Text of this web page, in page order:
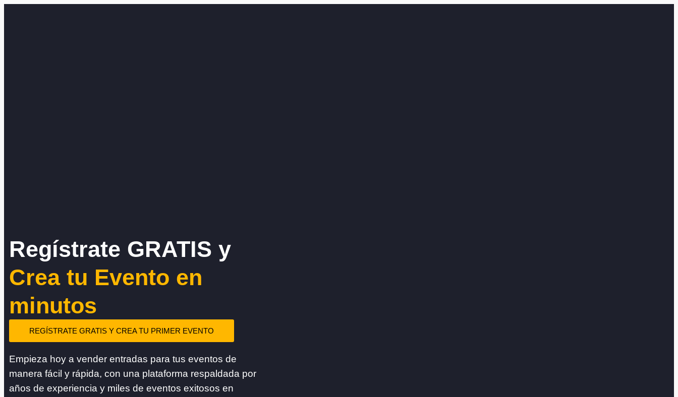
Regístrate GRATIS y
Crea tu Evento en
minutos
REGÍSTRATE GRATIS Y CREA TU PRIMER EVENTO
Empieza hoy a vender entradas para tus eventos de
manera fácil y rápida, con una plataforma respaldada por
años de experiencia y miles de eventos exitosos en